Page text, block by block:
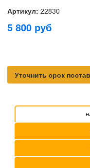
Артикул: 22830
5 800 руб
Уточнить срок